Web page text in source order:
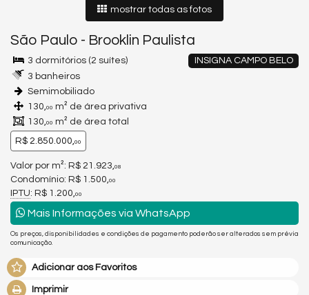
mostrar todas as fotos
São Paulo - Brooklin Paulista
INSIGNA CAMPO BELO
3 dormitórios (2 suítes)
3 banheiros
Semimobiliado
130,00 m² de área privativa
130,00 m² de área total
R$ 2.850.000,00
Valor por m²: R$ 21.923, 08
Condomínio: R$ 1.500, 00
IPTU: R$ 1.200, 00
Mais Informações via WhatsApp
Os preços, disponibilidades e condições de pagamento poderão ser alterados sem prévia
comunicação.
Adicionar aos Favoritos
Imprimir